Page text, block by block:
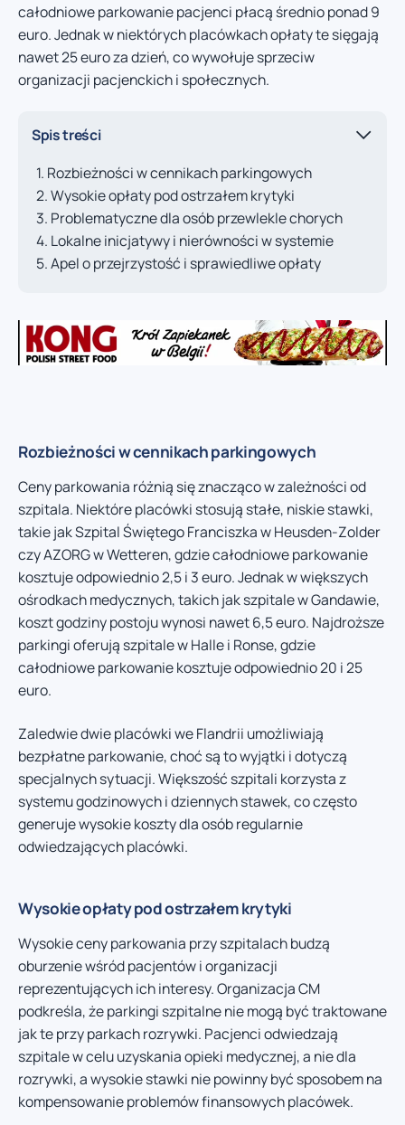
całodniowe parkowanie pacjenci płacą średnio ponad 9
euro. Jednak w niektórych placówkach opłaty te sięgają
nawet 25 euro za dzień, co wywołuje sprzeciw
organizacji pacjenckich i społecznych.
Spis treści
Rozbieżności w cennikach parkingowych
Wysokie opłaty pod ostrzałem krytyki
Problematyczne dla osób przewlekle chorych
Lokalne inicjatywy i nierówności w systemie
Apel o przejrzystość i sprawiedliwe opłaty
Rozbieżności w cennikach parkingowych
Ceny parkowania różnią się znacząco w zależności od
szpitala. Niektóre placówki stosują stałe, niskie stawki,
takie jak Szpital Świętego Franciszka w Heusden-Zolder
czy AZORG w Wetteren, gdzie całodniowe parkowanie
kosztuje odpowiednio 2,5 i 3 euro. Jednak w większych
ośrodkach medycznych, takich jak szpitale w Gandawie,
koszt godziny postoju wynosi nawet 6,5 euro. Najdroższe
parkingi oferują szpitale w Halle i Ronse, gdzie
całodniowe parkowanie kosztuje odpowiednio 20 i 25
euro.
Zaledwie dwie placówki we Flandrii umożliwiają
bezpłatne parkowanie, choć są to wyjątki i dotyczą
specjalnych sytuacji. Większość szpitali korzysta z
systemu godzinowych i dziennych stawek, co często
generuje wysokie koszty dla osób regularnie
odwiedzających placówki.
Wysokie opłaty pod ostrzałem krytyki
Wysokie ceny parkowania przy szpitalach budzą
oburzenie wśród pacjentów i organizacji
reprezentujących ich interesy. Organizacja CM
podkreśla, że parkingi szpitalne nie mogą być traktowane
jak te przy parkach rozrywki. Pacjenci odwiedzają
szpitale w celu uzyskania opieki medycznej, a nie dla
rozrywki, a wysokie stawki nie powinny być sposobem na
kompensowanie problemów finansowych placówek.